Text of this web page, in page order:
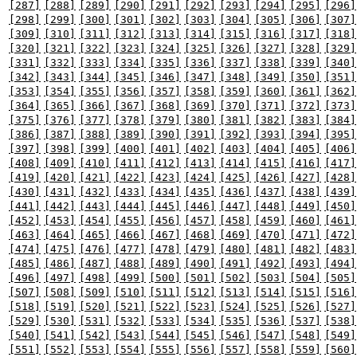
[287] [288] [289] [290] [291] [292] [293] [294] [295]
[296]
[298]
[299] [300] [301] [302] [303] [304] [305] [306]
[307]
[309]
[310] [311] [312] [313] [314] [315] [316] [317]
[318]
[320]
[321] [322] [323] [324] [325] [326] [327] [328]
[329]
[331]
[332] [333] [334] [335] [336] [337] [338] [339]
[340]
[342]
[343] [344] [345] [346] [347] [348] [349] [350]
[351]
[353]
[354] [355] [356] [357] [358] [359] [360] [361]
[362]
[364]
[365] [366] [367] [368] [369] [370] [371] [372]
[373]
[375]
[376] [377] [378] [379] [380] [381] [382] [383]
[384]
[386]
[387] [388] [389] [390] [391] [392] [393] [394]
[395]
[397]
[398] [399] [400] [401] [402] [403] [404] [405]
[406]
[408]
[409] [410] [411] [412] [413] [414] [415] [416]
[417]
[419]
[420] [421] [422] [423] [424] [425] [426] [427]
[428]
[430]
[431] [432] [433] [434] [435] [436] [437] [438]
[439]
[441]
[442] [443] [444] [445] [446] [447] [448] [449]
[450]
[452]
[453] [454] [455] [456] [457] [458] [459] [460]
[461]
[463]
[464] [465] [466] [467] [468] [469] [470] [471]
[472]
[474]
[475] [476] [477] [478] [479] [480] [481] [482]
[483]
[485]
[486] [487] [488] [489] [490] [491] [492] [493]
[494]
[496]
[497] [498] [499] [500] [501] [502] [503] [504]
[505]
[507]
[508] [509] [510] [511] [512] [513] [514] [515]
[516]
[518]
[519] [520] [521] [522] [523] [524] [525] [526]
[527]
[529]
[530] [531] [532] [533] [534] [535] [536] [537]
[538]
[540]
[541] [542] [543] [544] [545] [546] [547] [548]
[549]
[551]
[552] [553] [554] [555] [556] [557] [558] [559] [560]